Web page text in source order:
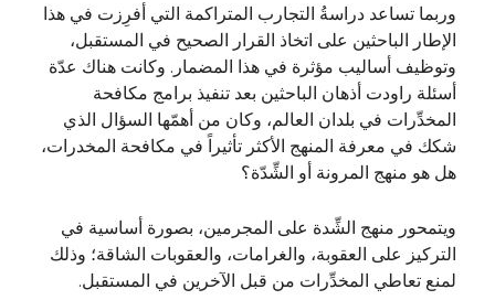
وربما تساعد دراسةُ التجارب المتراكمة التي أفرِزت في هذا
الإطار الباحثين على اتخاذ القرار الصحيح في المستقبل،
وتوظيف أساليب مؤثرة في هذا المضمار. وكانت هناك عدّة
أسئلة راودت أذهان الباحثين بعد تنفيذ برامج مكافحة
المخدِّرات في بلدان العالم، وكان من أهمّها السؤال الذي
شكك في معرفة المنهج الأكثر تأثيراً في مكافحة المخدرات،
هل هو منهج المرونة أو الشِّدّة؟
ويتمحور منهج الشِّدة على المجرمين، بصورة أساسية في
التركيز على العقوبة، والغرامات، والعقوبات الشاقة؛ وذلك
لمنع تعاطي المخدِّرات من قبل الآخرين في المستقبل.